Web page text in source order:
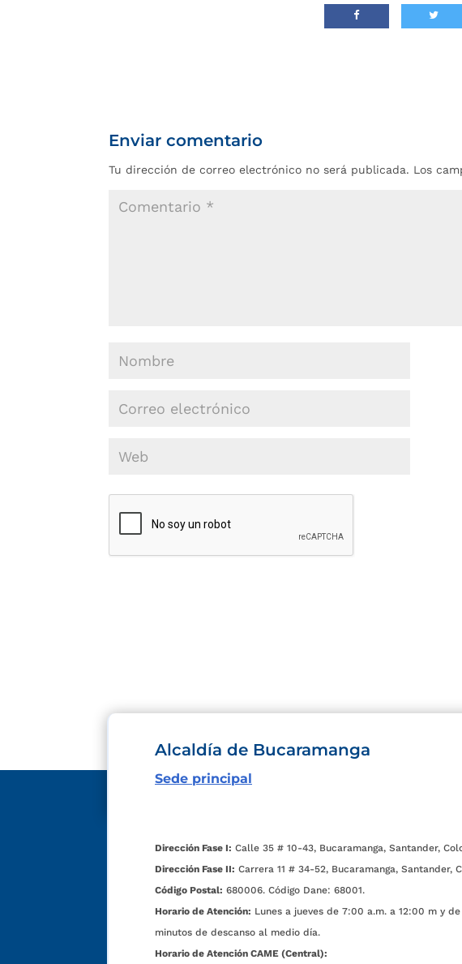
Enviar comentario
Tu dirección de correo electrónico no será publicada. Los
Alcaldía de Bucaramanga
Sede principal
Dirección Fase I: Calle 35 # 10-43, Bucaramanga, Santander,
Dirección Fase II: Carrera 11 # 34-52, Bucaramanga, Santander,
Código Postal: 680006. Código Dane: 68001.
Horario de Atención: Lunes a jueves de 7:00 a.m. a 12:00 m y
minutos de descanso al medio día.
Horario de Atención CAME (Central):